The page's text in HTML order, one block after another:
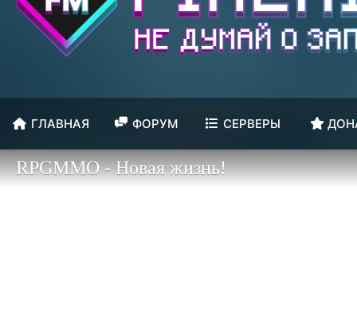
ГЛАВНАЯ ФОРУМ СЕРВЕРЫ
RPGMMO - Новая жизнь!